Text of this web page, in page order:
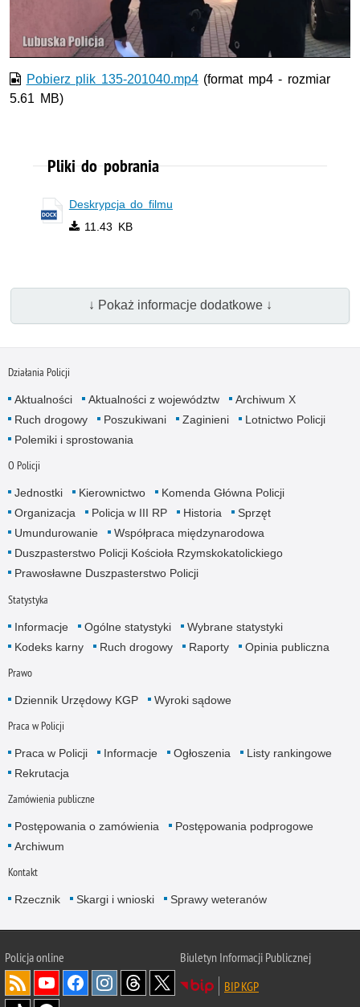
wideo
Pobierz plik 135-201040.mp4(format mp4 - rozmiar
5.61 MB)
Pliki do pobrania
Deskrypcja do filmu
11.43 KB
↓ Pokaż informacje dodatkowe ↓
Działania Policji
Aktualności Aktualności z województw
Archiwum X
Ruch drogowy
Poszukiwani Zaginieni
Lotnictwo Policji
Polemiki i sprostowania
O Policji
Jednostki Kierownictwo
Komenda Główna Policji
Organizacja
Policja w III RP Historia
Sprzęt
Umundurowanie
Współpraca międzynarodowa
Duszpasterstwo Policji Kościoła Rzymskokatolickiego
Prawosławne Duszpasterstwo Policji
Statystyka
Informacje Ogólne statystyki
Wybrane statystyki
Kodeks karny
Ruch drogowy Raporty Opinia publiczna
Prawo
Dziennik Urzędowy KGP Wyroki sądowe
Praca w Policji
Praca w Policji Informacje Ogłoszenia
Listy rankingowe
Rekrutacja
Zamówienia publiczne
Postępowania o zamówienia
Postępowania podprogowe
Archiwum
Kontakt
Rzecznik Skargi i wnioski Sprawy weteranów
Policjaonline
Biuletyn Informacji Publicznej
BIP KGP